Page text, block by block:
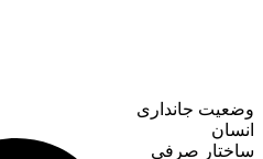
وضعیت جانداری
انسان
ساختار صرفی